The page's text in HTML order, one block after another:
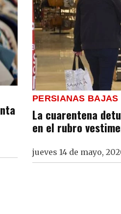
PERSIANAS BAJAS
La cuarentena
en el rubro
jueves 14 de mayo,